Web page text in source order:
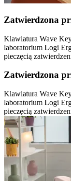
Zatwierdzona
Klawiatura Wave
laboratorium Logi
pieczęcią
Zatwierdzona
Klawiatura Wave
laboratorium Logi
pieczęcią